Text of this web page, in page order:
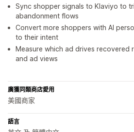
Sync shopper signals to Klaviyo to
abandonment flows
Convert more shoppers with AI
to their intent
Measure which ad drives recovered
and ad views
廣獲同類商店愛用
美國商家
語言